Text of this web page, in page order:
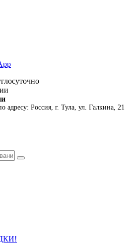
адресу: Россия, г. Тула, ул. Галкина, 21